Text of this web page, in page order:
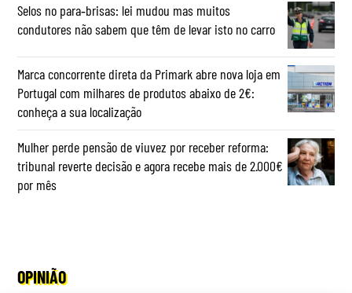
Selos no para‑brisas: lei mudou mas muitos
condutores não sabem que têm de levar isto no carro
Marca concorrente direta da Primark abre nova loja em
Portugal com milhares de produtos abaixo de 2€:
conheça a sua localização
Mulher perde pensão de viuvez por receber reforma:
tribunal reverte decisão e agora recebe mais de 2.000€
por mês
OPINIÃO